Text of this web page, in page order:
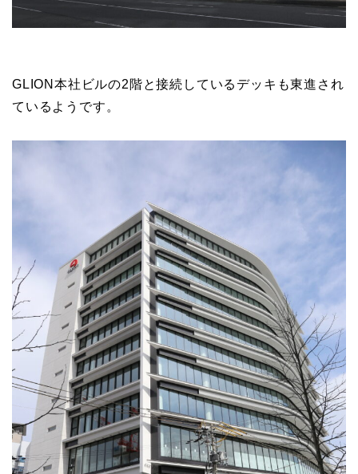
GLION本社ビルの2階と接続しているデッキも東進され
ているようです。